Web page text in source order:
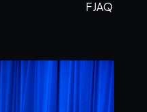
FJAQ